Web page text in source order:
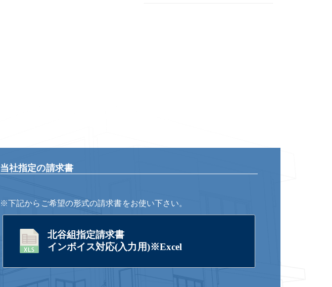
当社指定の請求書
※下記からご希望の形式の請求書をお使い下さい。
北谷組指定請求書
インボイス対応(入力用)※Excel